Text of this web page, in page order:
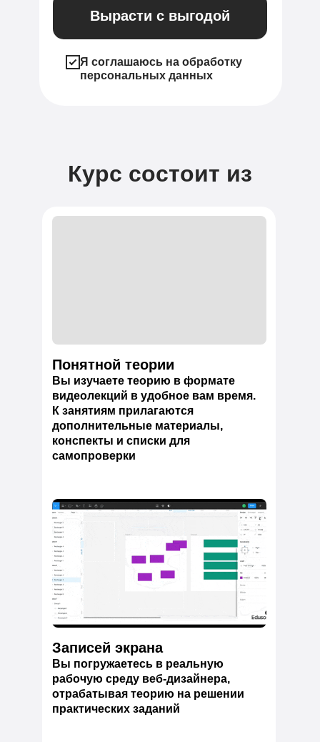
Вырасти с выгодой
Я соглашаюсь на обработку
персональных данных
Понятной теории
Вы изучаете теорию в формате
видеолекций в удобное вам время.
К занятиям прилагаются
дополнительные материалы,
конспекты и списки для
самопроверки
Записей экрана
Вы погружаетесь в реальную
рабочую среду веб-дизайнера,
отрабатывая теорию на решении
практических заданий
Курс состоит из